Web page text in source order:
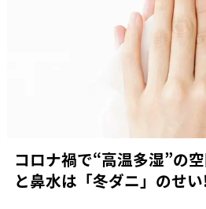
コロナ禍で“高温多湿”の
と鼻水は「冬ダニ」のせ